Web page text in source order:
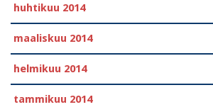
huhtikuu 2014
maaliskuu 2014
helmikuu 2014
tammikuu 2014